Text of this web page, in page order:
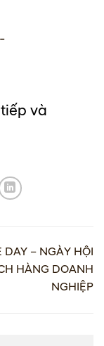
và
DAY – NGÀY HỘI
HÀNG DOANH
NGHIỆP